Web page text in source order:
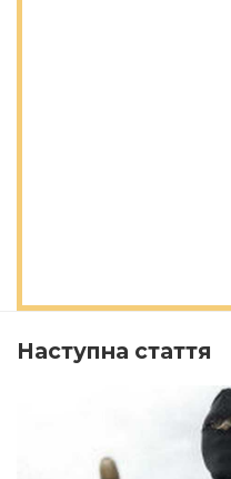
Наступна стаття